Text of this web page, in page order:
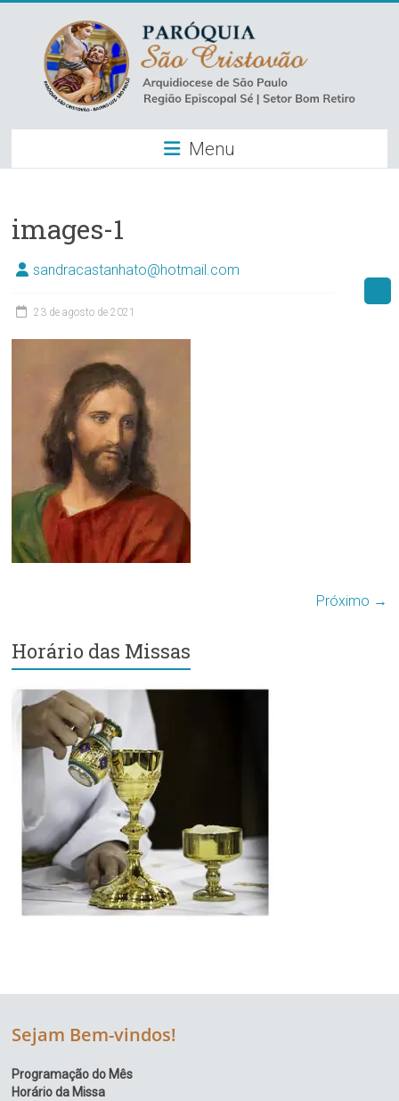
content
Paróquia
São
–
Luz
de
São
Região
Episcopal
Setor
Bom
Retiro
Menu
images-1
sandracastanhato@hotmail.com
23 de agosto de 2021
Próximo →
Horário das Missas
Sejam Bem-vindos!
Programação do Mês
Horário da Missa